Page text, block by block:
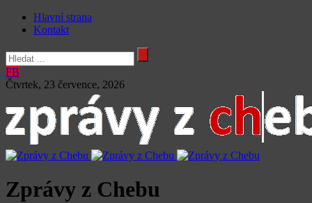
Hlavní strana
Kontakt
FB
Čtvrtek, 23 července, 2026
Zprávy z Chebu